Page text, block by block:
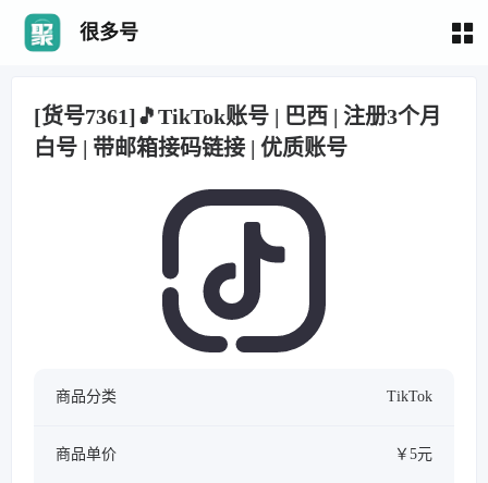
很多号
[货号7361]🎵TikTok账号 | 巴西 | 注册3个月
白号 | 带邮箱接码链接 | 优质账号
商品分类 TikTok
商品单价 ￥5元